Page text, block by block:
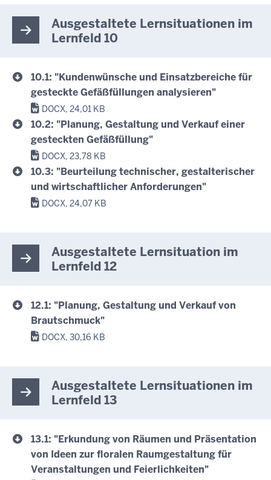
Ausgestaltete Lernsituationen im
Lernfeld 10
10.1: "Kundenwünsche und Einsatzbereiche für
gesteckte Gefäßfüllungen analysieren"
DOCX, 24,01 KB
10.2: "Planung, Gestaltung und Verkauf einer
gesteckten Gefäßfüllung"
DOCX, 23,78 KB
10.3: "Beurteilung technischer, gestalterischer
und wirtschaftlicher Anforderungen"
DOCX, 24,07 KB
Ausgestaltete Lernsituation im
Lernfeld 12
12.1: "Planung, Gestaltung und Verkauf von
Brautschmuck"
DOCX, 30,16 KB
Ausgestaltete Lernsituationen im
Lernfeld 13
13.1: "Erkundung von Räumen und Präsentation
von Ideen zur floralen Raumgestaltung für
Veranstaltungen und Feierlichkeiten"